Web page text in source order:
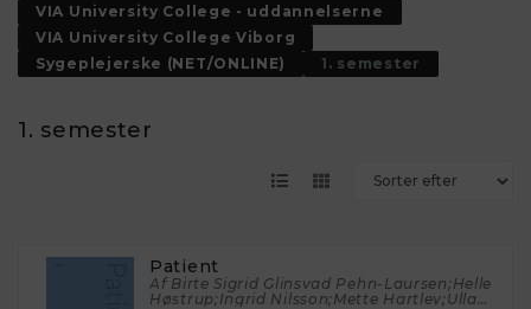
VIA University College - uddannelserne
VIA University College Viborg
Sygeplejerske (NET/ONLINE)
1. semester
1. semester
Patient
Af Birte Sigrid Glinsvad Pehn-Laursen;Helle
Høstrup;Ingrid Nilsson;Mette Hartlev;Ulla